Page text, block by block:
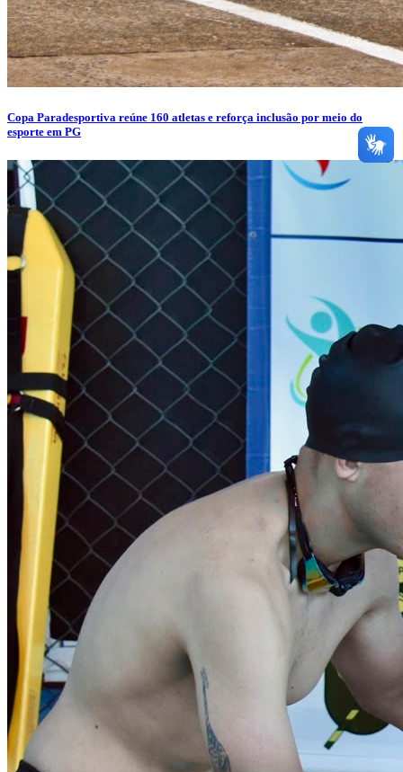
Copa Paradesportiva reúne 160 atletas e reforça inclusão por meio do
esporte em PG